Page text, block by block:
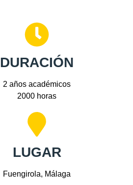
DURACIÓN
2 años académicos
2000 horas
LUGAR
Fuengirola, Málaga